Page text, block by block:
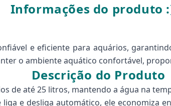
Informações do produto
e eficiente para aquários,
o ambiente aquático confortável,
Descrição do Produto
de até 25 litros, mantendo a água na
e desliga automático, ele economiza